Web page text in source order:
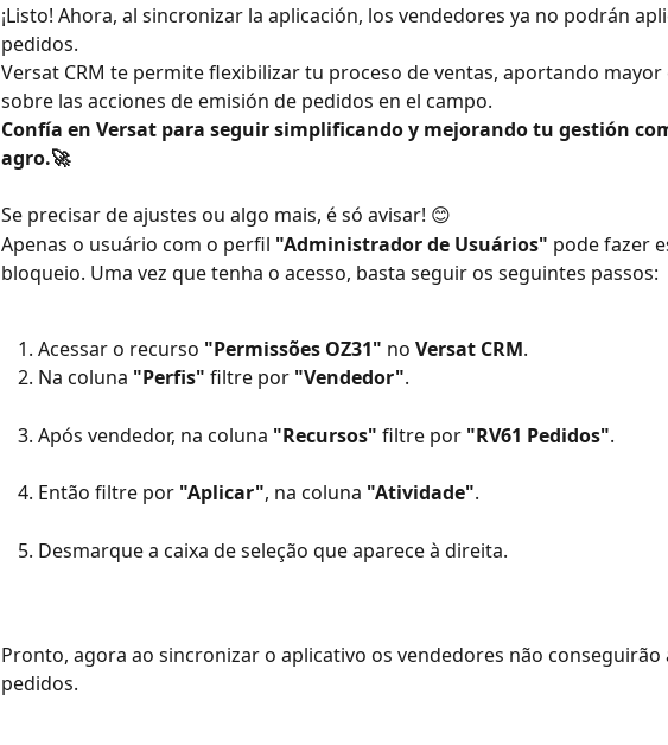
¡Listo! Ahora, al sincronizar la aplicación, los vendedores ya no podrán
pedidos.
Versat CRM te permite flexibilizar tu proceso de ventas, aportando
sobre las acciones de emisión de pedidos en el campo.
Confía en Versat para seguir simplificando y mejorando tu gestión
agro.🚀
Se precisar de ajustes ou algo mais, é só avisar! 😊
Apenas o usuário com o perfil "Administrador de Usuários" pode fazer
bloqueio. Uma vez que tenha o acesso, basta seguir os seguintes passos:
Acessar o recurso "Permissões OZ31" no Versat CRM.
Na coluna "Perfis" filtre por "Vendedor".
Após vendedor, na coluna "Recursos" filtre por "RV61 Pedidos".
Então filtre por "Aplicar", na coluna "Atividade".
Desmarque a caixa de seleção que aparece à direita.
Pronto, agora ao sincronizar o aplicativo os vendedores não conseguirão
pedidos.